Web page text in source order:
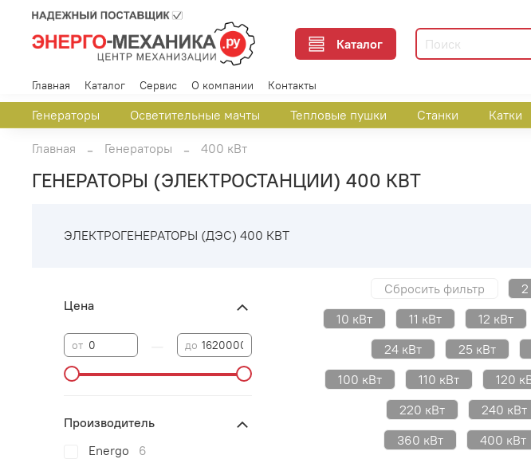
Каталог
Главная Каталог Сервис О компании Контакты
Генераторы Осветительные мачты Тепловые пушки Станки Катки
Главная Генераторы 400 кВт
ГЕНЕРАТОРЫ (ЭЛЕКТРОСТАНЦИИ) 400 КВТ
ЭЛЕКТРОГЕНЕРАТОРЫ (ДЭС) 400 КВТ
Сбросить фильтр
10 кВт
11 кВт 12 кВт
24 кВт
25 кВт
100 кВт
110 кВт 120
220 кВт
240 кВт
360 кВт
400 кВт
Цена
от до
Производитель
Energo
6